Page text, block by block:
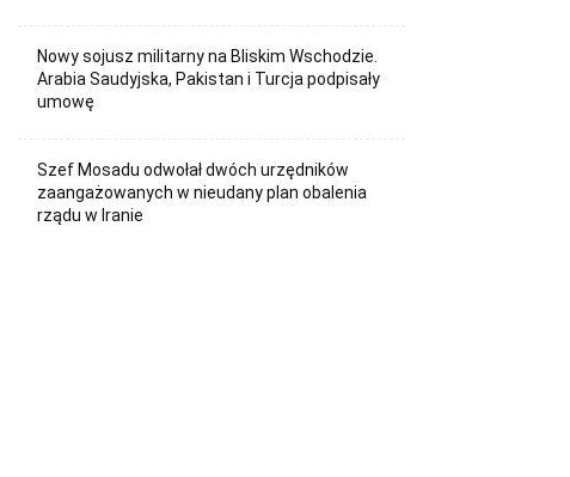
Nowy sojusz militarny na Bliskim Wschodzie.
Arabia Saudyjska, Pakistan i Turcja podpisały
umowę
Szef Mosadu odwołał dwóch urzędników
zaangażowanych w nieudany plan obalenia
rządu w Iranie